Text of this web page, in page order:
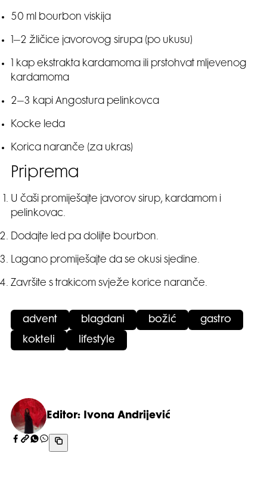
50 ml bourbon viskija
1–2 žličice javorovog sirupa (po ukusu)
1 kap ekstrakta kardamoma ili prstohvat mljevenog
kardamoma
2–3 kapi Angostura pelinkovca
Kocke leda
Korica naranče (za ukras)
Priprema
U čaši promiješajte javorov sirup, kardamom i
pelinkovac.
Dodajte led pa dolijte bourbon.
Lagano promiješajte da se okusi sjedine.
Završite s trakicom svježe korice naranče.
advent blagdani božić gastro
kokteli lifestyle
Editor: Ivona Andrijević